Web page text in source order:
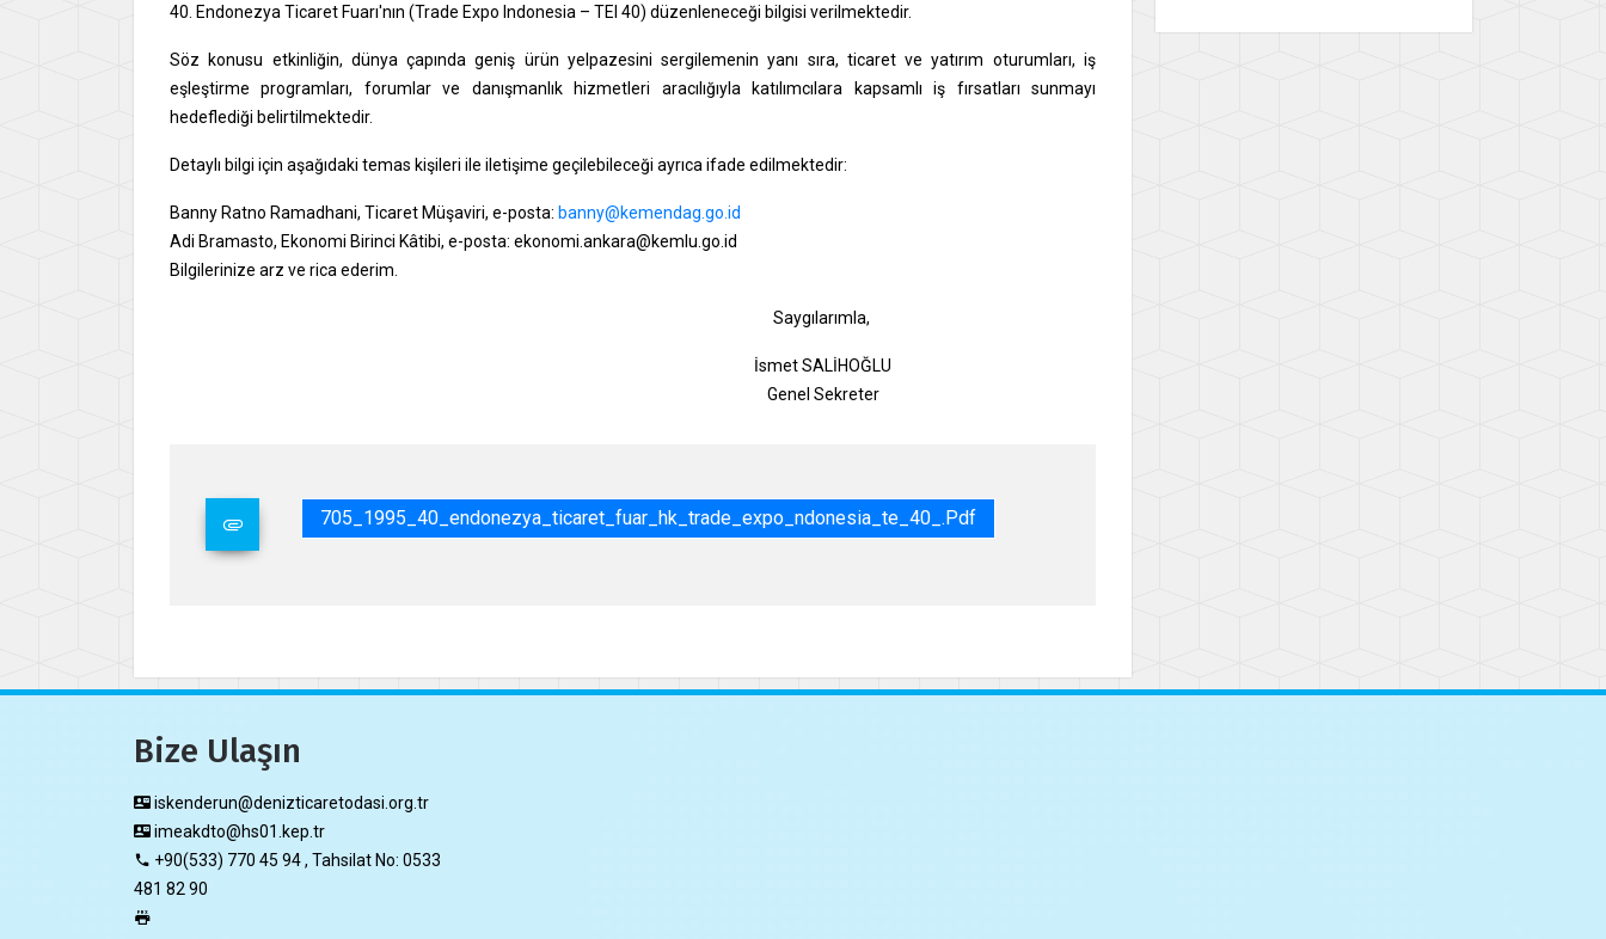
40. Endonezya Ticaret Fuarı'nın (Trade Expo Indonesia – TEI 40) düzenleneceği bilgisi verilmektedir.
Söz konusu etkinliğin, dünya çapında geniş ürün yelpazesini sergilemenin yanı sıra, ticaret ve yatırım oturumları, iş
eşleştirme programları, forumlar ve danışmanlık hizmetleri aracılığıyla katılımcılara kapsamlı iş fırsatları sunmayı
hedeflediği belirtilmektedir.
Detaylı bilgi için aşağıdaki temas kişileri ile iletişime geçilebileceği ayrıca ifade edilmektedir:
Banny Ratno Ramadhani, Ticaret Müşaviri, e-posta: banny@kemendag.go.id
Adi Bramasto, Ekonomi Birinci Kâtibi, e-posta: ekonomi.ankara@kemlu.go.id
Bilgilerinize arz ve rica ederim.
Saygılarımla,
İsmet SALİHOĞLU
Genel Sekreter
705_1995_40_endonezya_ticaret_fuar_hk_trade_expo_ndonesia_te_40_.pdf
Bize Ulaşın
iskenderun@denizticaretodasi.org.tr
imeakdto@hs01.kep.tr
+90(533) 770 45 94 , Tahsilat No: 0533
481 82 90